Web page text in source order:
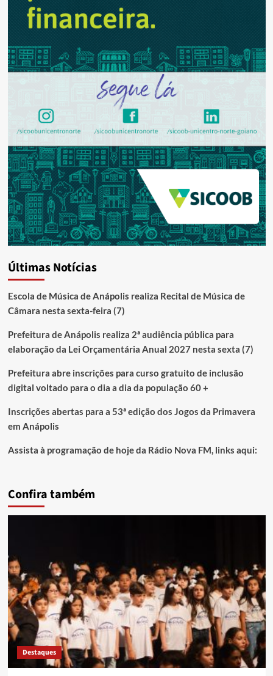
Últimas Notícias
Escola de Música de Anápolis realiza Recital de Música de
Câmara nesta sexta-feira (7)
Prefeitura de Anápolis realiza 2ª audiência pública para
elaboração da Lei Orçamentária Anual 2027 nesta sexta (7)
Prefeitura abre inscrições para curso gratuito de inclusão
digital voltado para o dia a dia da população 60 +
Inscrições abertas para a 53ª edição dos Jogos da Primavera
em Anápolis
Assista à programação de hoje da Rádio Nova FM, links aqui:
Confira também
Destaques